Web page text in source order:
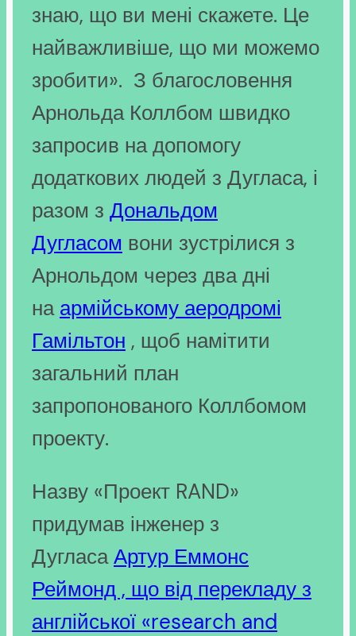
знаю, що ви мені скажете. Це
найважливіше, що ми можемо
зробити». З благословення
Арнольда Коллбом швидко
запросив на допомогу
додаткових людей з Дугласа, і
разом з Дональдом
Дугласом вони зустрілися з
Арнольдом через два дні
на армійському аеродромі
Гамільтон , щоб намітити
загальний план
запропонованого Коллбомом
проекту.
Назву «Проект RAND»
придумав інженер з
ДугласаАртур Еммонс
Реймонд , що від перекладу з
англійської «research and